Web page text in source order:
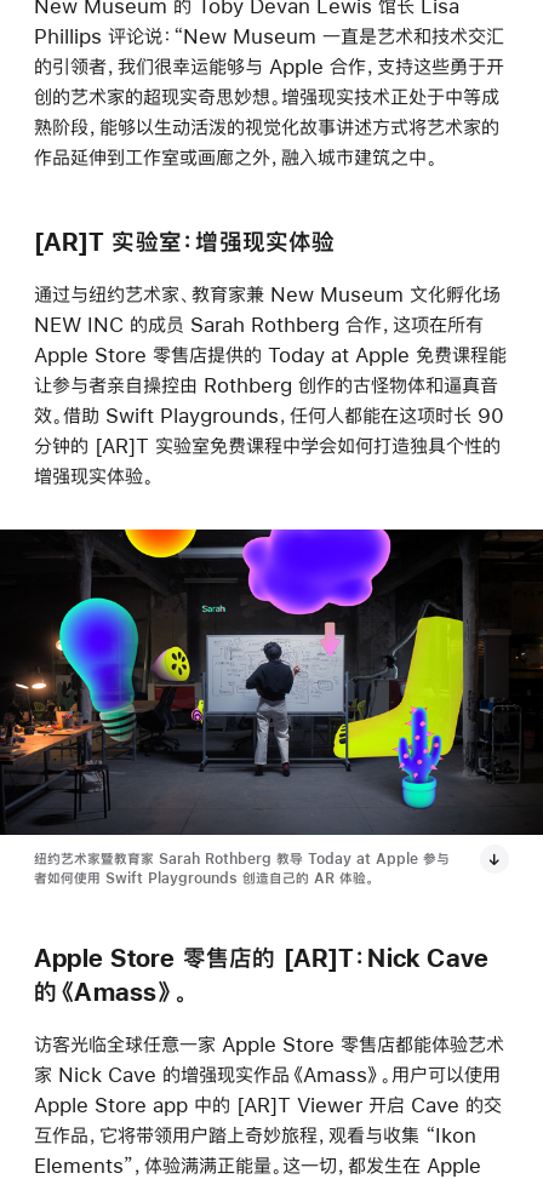
New Museum 的 Toby Devan Lewis 馆长 Lisa
Phillips 评论说：“New Museum 一直是艺术和技术交汇
的引领者，我们很幸运能够与 Apple 合作，支持这些勇于开
创的艺术家的超现实奇思妙想。增强现实技术正处于中等成
熟阶段，能够以生动活泼的视觉化故事讲述方式将艺术家的
作品延伸到工作室或画廊之外，融入城市建筑之中。
[AR]T 实验室：增强现实体验
通过与纽约艺术家、教育家兼 New Museum 文化孵化场
NEW INC 的成员 Sarah Rothberg 合作，这项在所有
Apple Store 零售店提供的 Today at Apple 免费课程能
让参与者亲自操控由 Rothberg 创作的古怪物体和逼真音
效。借助 Swift Playgrounds，任何人都能在这项时长 90
分钟的 [AR]T 实验室免费课程中学会如何打造独具个性的
增强现实体验。
纽约艺术家暨教育家 Sarah Rothberg 教导 Today at Apple 参与
者如何使用 Swift Playgrounds 创造自己的 AR 体验。
Apple Store 零售店的 [AR]T：Nick Cave
的《Amass》。
访客光临全球任意一家 Apple Store 零售店都能体验艺术
家 Nick Cave 的增强现实作品《Amass》。用户可以使用
Apple Store app 中的 [AR]T Viewer 开启 Cave 的交
互作品，它将带领用户踏上奇妙旅程，观看与收集 “Ikon
Elements”，体验满满正能量。这一切，都发生在 Apple